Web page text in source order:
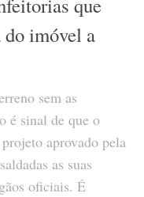
imóvel a
sem as
é sinal de que o
aprovado pela
as suas
oficiais. É